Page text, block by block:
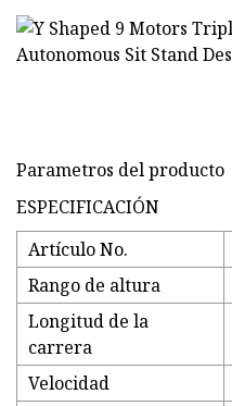
Parametros del producto
ESPECIFICACIÓN
Artículo No.
Rango de altura
Longitud de la
carrera
Velocidad